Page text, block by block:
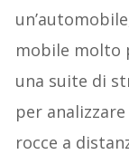
mobile molto
una suite di
per
rocce a